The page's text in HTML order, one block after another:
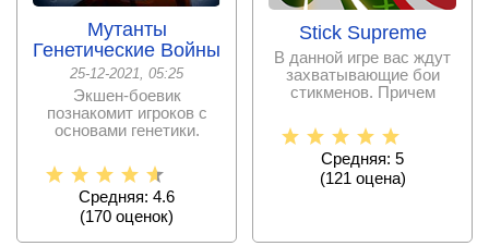
Мутанты
Генетические Войны
25-12-2021, 05:25
Экшен-боевик
познакомит игроков с
основами генетики.
Средняя: 4.6
(170 оценок)
Stick Supreme
В данной игре вас ждут
захватывающие бои
стикменов. Причем
Средняя: 5
(121оценa)